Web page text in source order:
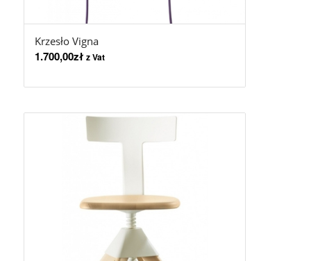
Krzesło Vigna
1.700,00zł z Vat